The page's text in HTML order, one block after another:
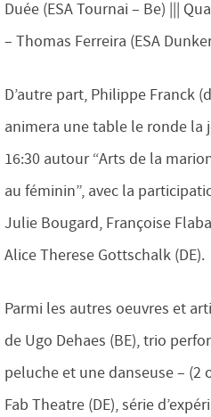
Duée (ESA Tournai – Be) |||
– Thomas Ferreira (ESA
D’autre part, Philippe Franck
animera une table le ronde la
16:30 autour “Arts de la
au féminin”, avec la
Julie Bougard, Françoise
Alice Therese Gottschalk (DE).
Parmi les autres oeuvres et
de Ugo Dehaes (BE), trio
peluche et une danseuse – (2
Fab Theatre (DE), série